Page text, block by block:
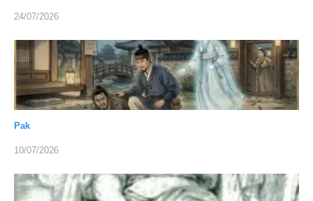
24/07/2026
Pak
10/07/2026